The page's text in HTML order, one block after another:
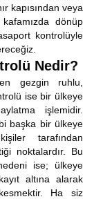
kapısından veya
dönüp
kontrolüyle
Nedir?
gezgin ruhlu,
ise bir ülkeye
işlemidir.
başka bir ülkeye
tarafından
noktalardır. Bu
ise; ülkeye
altına alarak
Ha siz